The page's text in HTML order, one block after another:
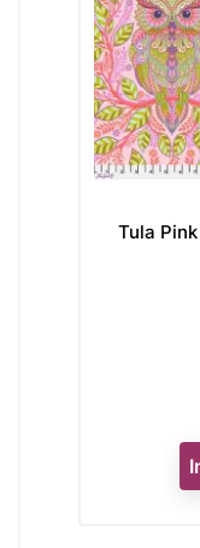
Tula